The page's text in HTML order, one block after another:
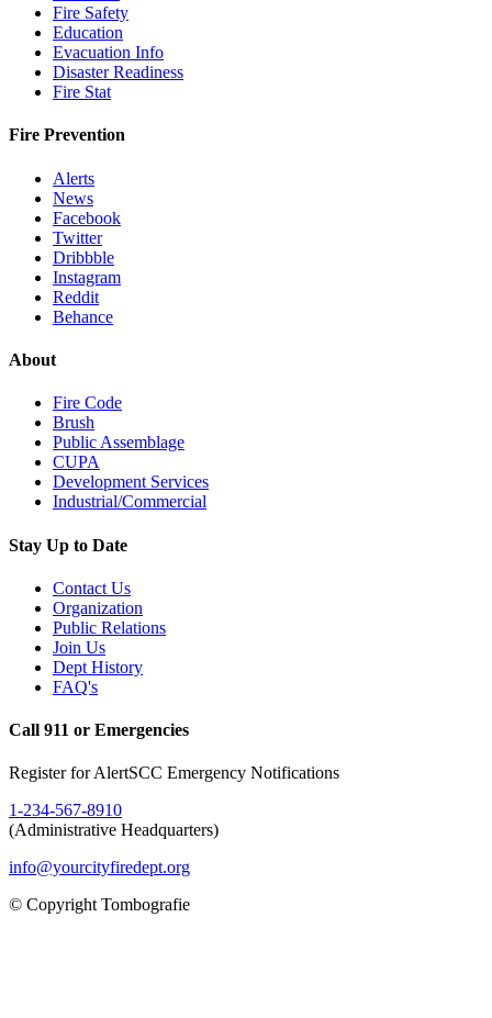
Fire Safety
Education
Evacuation Info
Disaster Readiness
Fire Stat
Fire Prevention
Alerts
News
Facebook
Twitter
Dribbble
Instagram
Reddit
Behance
About
Fire Code
Brush
Public Assemblage
CUPA
Development Services
Industrial/Commercial
Stay Up to Date
Contact Us
Organization
Public Relations
Join Us
Dept History
FAQ's
Call 911 or Emergencies
Register for AlertSCC Emergency Notifications
1-234-567-8910
(Administrative Headquarters)
info@yourcityfiredept.org
© Copyright Tombografie